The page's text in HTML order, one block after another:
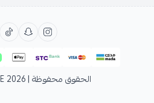
الحقوق محفوظة | 2026